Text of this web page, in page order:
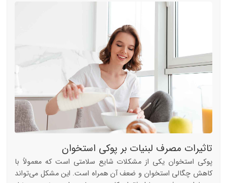
تاثیرات مصرف لبنیات بر پوکی استخوان
پوکی استخوان یکی از مشکلات شایع سلامتی است که معمولاً با
کاهش چگالی استخوان و ضعف آن همراه است. این مشکل می‌تواند